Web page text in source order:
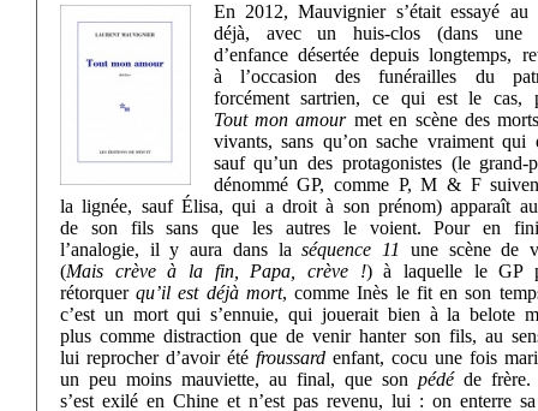
En 2012, Mauvignier s’était essayé au
déjà, avec un huis-clos (dans une
d’enfance désertée depuis longtemps,
à l’occasion des funérailles du
forcément sartrien, ce qui est le cas,
Tout mon amourmet en scène des
vivants, sans qu’on sache vraiment qui
sauf qu’un des protagonistes (le grand-
dénommé GP, comme P, M & F
la lignée, sauf Élisa, qui a droit à son prénom) apparaît
de son fils sans que les autres le voient. Pour en
l’analogie, il y aura dans laséquence 11
une scène de
(Mais crève à la fin, Papa, crève !) à laquelle le GP
rétorquerqu’il est déjà mort, comme Inès le fit en son
c’est un mort qui s’ennuie, qui jouerait bien à la belote
plus comme distraction que de venir hanter son fils, au
lui reprocher d’avoir été froussard enfant, cocu une fois
un peu moins mauviette, au final, que son pédéde frère.
s’est exilé en Chine et n’est pas revenu, lui : on enterre